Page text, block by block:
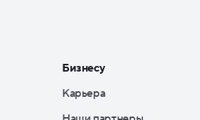
Бизнесу
Карьера